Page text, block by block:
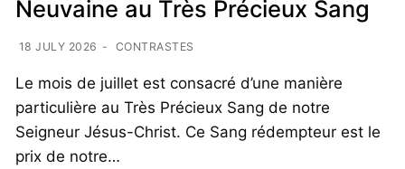
Neuvaine au Très Précieux Sang
18 JULY 2026 - CONTRASTES
Le mois de juillet est consacré d’une manière
particulière au Très Précieux Sang de notre
Seigneur Jésus-Christ. Ce Sang rédempteur est le
prix de notre…